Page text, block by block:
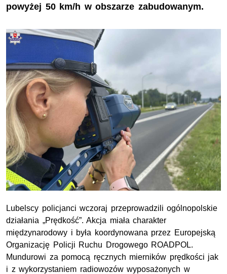
powyżej 50 km/h w obszarze zabudowanym.
Lubelscy policjanci wczoraj przeprowadzili ogólnopolskie
działania „Prędkość”. Akcja miała charakter
międzynarodowy i była koordynowana przez Europejską
Organizację Policji Ruchu Drogowego ROADPOL.
Mundurowi za pomocą ręcznych mierników prędkości jak
i z wykorzystaniem radiowozów wyposażonych w